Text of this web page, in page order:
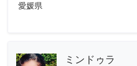
愛媛県
ミンドゥラ